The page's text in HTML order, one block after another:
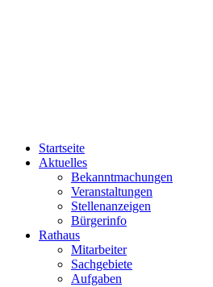
Startseite
Aktuelles
Bekanntmachungen
Veranstaltungen
Stellenanzeigen
Bürgerinfo
Rathaus
Mitarbeiter
Sachgebiete
Aufgaben